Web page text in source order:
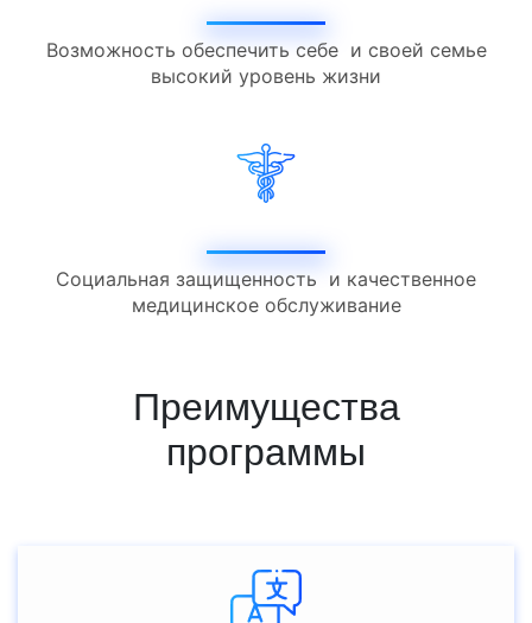
Возможность обеспечить себе и своей семье
высокий уровень жизни
Социальная защищенность и качественное
медицинское обслуживание
Преимущества
программы